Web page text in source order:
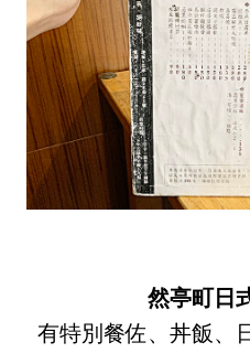
然亭町日
有特別餐佐、丼飯、